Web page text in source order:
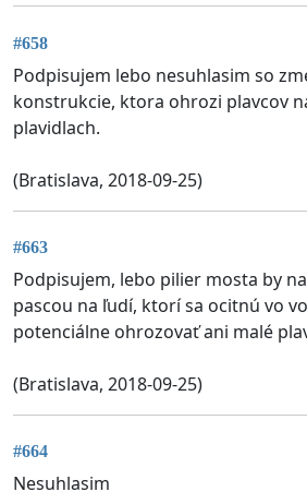
#658
Podpisujem lebo nesuhlasim so
konstrukcie, ktora ohrozi plavcov
plavidlach.
(Bratislava, 2018-09-25)
#663
Podpisujem, lebo pilier mosta by
pascou na ľudí, ktorí sa ocitnú vo
potenciálne ohrozovať ani malé
(Bratislava, 2018-09-25)
#664
Nesuhlasim